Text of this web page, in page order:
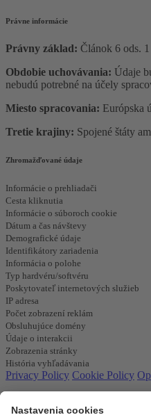
Právne informácie
Právny základ: Článok 6 ods.
Obdobie uchovávania: Údaje
nebudú potrebné na účely
Miesto spracovania: Európska
Tretie krajiny: Spojené štáty
Zhromažďované údaje
Informácie o prehliadači
Cesta kliknutia
Informácie o súboroch cookie
Dátum a čas návštevy
Demografické údaje
Identifikátory zariadenia
Informácia o polohe
Typ hardvéru/softvéru
Poskytovateľ internetových služieb
IP adresa
Počet zobrazení reklám
Obsluhujúce domény
Údaje o interakcii
Zobrazenia stránky
História vyhľadávania
Privacy Policy Cookie Policy
Odkazy